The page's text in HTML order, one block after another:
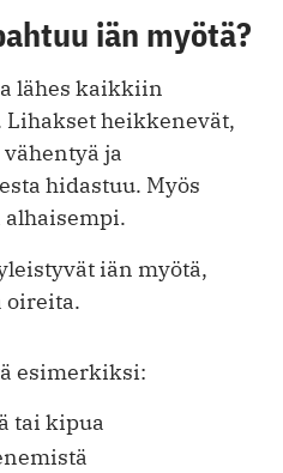
iän myötä?
lähes kaikkiin
heikkenevät,
ja
hidastuu. Myös
alhaisempi.
iän myötä,
oireita.
esimerkiksi:
tai kipua